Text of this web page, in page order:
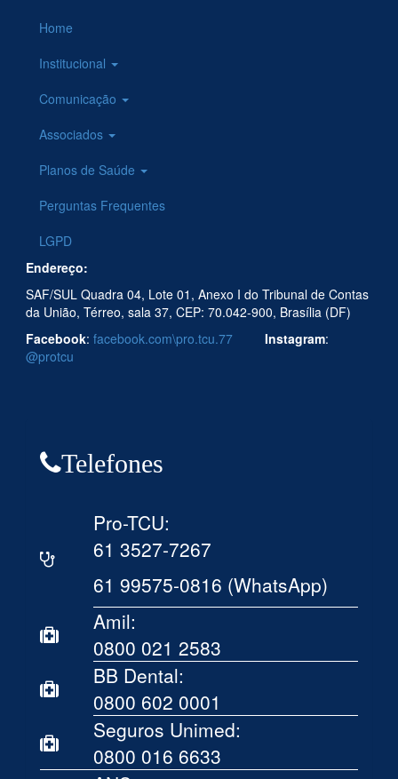
Home
Institucional
Comunicação
Associados
Planos de Saúde
Perguntas Frequentes
LGPD
Endereço:
SAF/SUL Quadra 04, Lote 01, Anexo I do Tribunal de Contas
da União, Térreo, sala 37, CEP: 70.042-900, Brasília (DF)
Facebook: facebook.com\pro.tcu.77 Instagram:
@protcu
Telefones
Pro-TCU:
61 3527-7267
61 99575-0816 (WhatsApp)
Amil:
0800 021 2583
BB Dental:
0800 602 0001
Seguros Unimed:
0800 016 6633